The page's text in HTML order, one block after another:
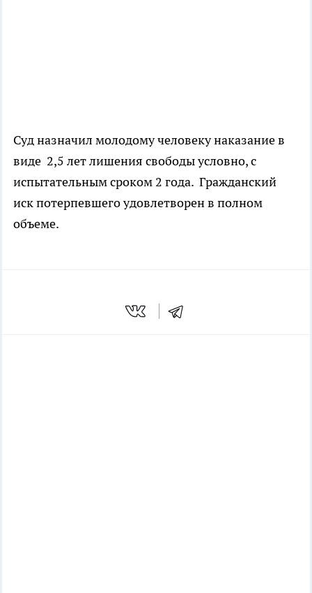
Суд назначил молодому человеку наказание в
виде 2,5 лет лишения свободы условно, с
испытательным сроком 2 года. Гражданский
иск потерпевшего удовлетворен в полном
объеме.